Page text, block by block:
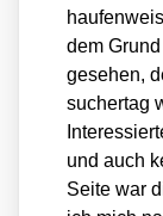
dem
gese­hen,
su­cher­tag
und auch
Sei­te war